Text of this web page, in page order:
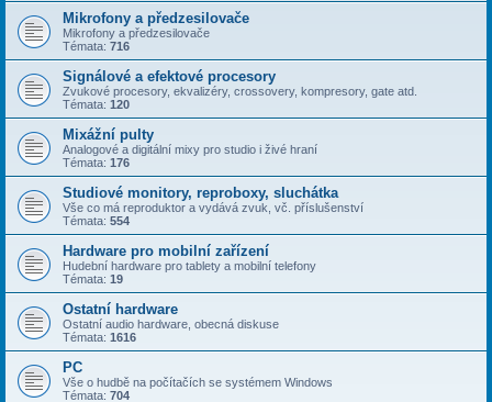
Mikrofony a předzesilovače
Mikrofony a předzesilovače
Témata: 716
Signálové a efektové procesory
Zvukové procesory, ekvalizéry, crossovery, kompresory, gate atd.
Témata: 120
Mixážní pulty
Analogové a digitální mixy pro studio i živé hraní
Témata: 176
Studiové monitory, reproboxy, sluchátka
Vše co má reproduktor a vydává zvuk, vč. příslušenství
Témata: 554
Hardware pro mobilní zařízení
Hudební hardware pro tablety a mobilní telefony
Témata: 19
Ostatní hardware
Ostatní audio hardware, obecná diskuse
Témata: 1616
PC
Vše o hudbě na počítačích se systémem Windows
Témata: 704